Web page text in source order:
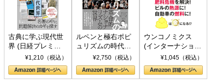
古典に学ぶ現代世
界 (日経プレミア
シリーズ)¥1,210（税込）
ルペンと極右ポピ
ュリズムの時代：
〈ヤヌス〉の二つ
の顔
¥2,750（税込）
ウンコノミクス
(インターナショナ
ル新書)¥1,045（税込）